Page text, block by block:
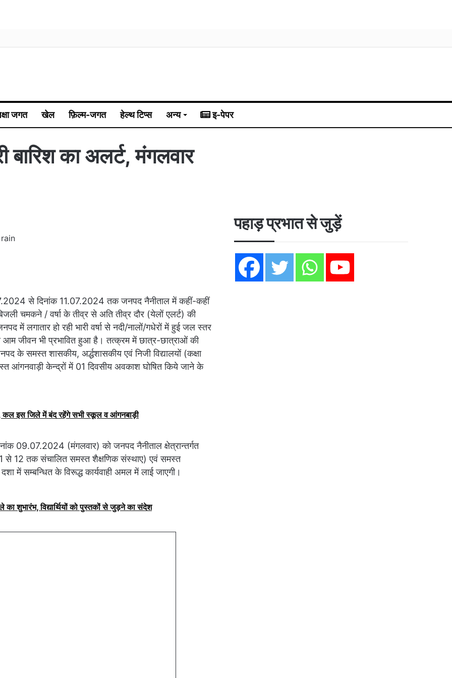
जगत खेल फ़िल्म-जगत हेल्थ टिप्स अन्य इ-पेपर
बारिश का अलर्ट, मंगलवार
से दिनांक 11.07.2024 तक जनपद नैनीताल में कहीं-कहीं
चमकने / वर्षा के तीव्र से अति तीव्र दौर (येलों एलर्ट) की
में लगातार हो रही भारी वर्षा से नदी/नालों/गधेरों में हुई जल स्तर
आम जीवन भी प्रभावित हुआ है। तत्क्रम में छात्र-छात्राओं की
के समस्त शासकीय, अर्द्धशासकीय एवं निजी विद्यालयों (कक्षा
केन्द्रों में 01 दिवसीय अवकाश घोषित किये जाने के
कल इस जिले में बंद रहेंगे सभी स्कूल व आंगनबाड़ी
09.07.2024 (मंगलवार) को जनपद नैनीताल क्षेत्रान्तर्गत
से 12 तक संचालित समस्त शैक्षणिक संस्थाए) एवं समस्त
में सम्बन्धित के विरूद्ध कार्यवाही अमल में लाई जाएगी।
का शुभारंभ, विद्यार्थियों को पुस्तकों से जुड़ने का संदेश
पहाड़ प्रभात से जुड़ें